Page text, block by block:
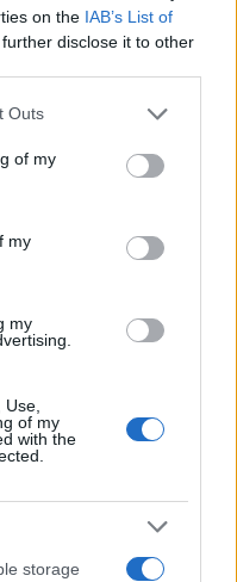
on the IAB’s List of
disclose it to other
one or more Google
You may click to
its third-party tags to
in below Google
Outs
of my
my
my
of my
with the
storage